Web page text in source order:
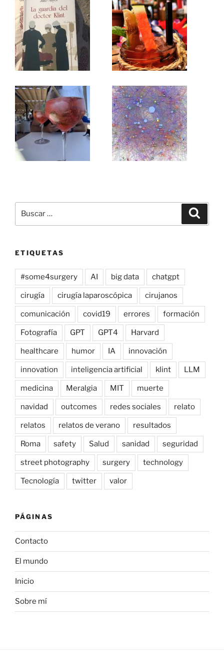
por:
ETIQUETAS
#some4surgery AI big data chatgpt
cirugía cirugía laparoscópica cirujanos
comunicación covid19 errores formación
Fotografía GPT GPT4 Harvard
healthcare humor IA innovación
innovation inteligencia artificial klint LLM
medicina Meralgia MIT muerte
navidad outcomes redes sociales relato
relatos relatos de verano resultados
Roma safety Salud sanidad seguridad
street photography surgery technology
Tecnología twitter valor
PÁGINAS
Contacto
El mundo
Inicio
Sobre mí